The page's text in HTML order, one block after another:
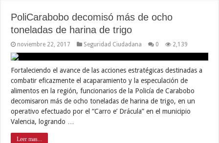
PoliCarabobo decomisó más de ocho
toneladas de harina de trigo
noviembre 22, 2017 Seguridad Ciudadana 0 2,139
Fortaleciendo el avance de las acciones estratégicas destinadas a
combatir eficazmente el acaparamiento y la especulación de
alimentos en la región, funcionarios de la Policía de Carabobo
decomisaron más de ocho toneladas de harina de trigo, en un
operativo efectuado por el “Carro e’ Drácula” en el municipio
Valencia, logrando …
Leer mas...